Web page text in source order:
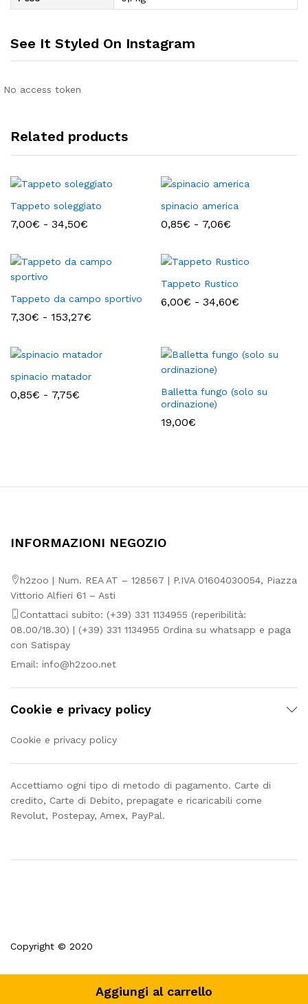
Aggiungi al carrello
See It Styled On Instagram
No access token
Related products
Tappeto soleggiato
7,00€ - 34,50€
7,00€
spinacio america
0,85€ - 7,06€
da
0,85€
7,06€
Tappeto da campo sportivo
7,30€ - 153,27€
da
7,30€
Tappeto Rustico
6,00€ - 34,60€
a
spinacio matador
0,85€ - 7,75€
Balletta fungo (solo su
ordinazione)
19,00€
INFORMAZIONI NEGOZIO
h2zoo | Num. REA AT – 128567 | P.IVA 01604030054, Piazza
Vittorio Alfieri 61 – Asti
Contattaci subito: (+39) 331 1134955 (reperibilità:
08.00/18.30) | (+39) 331 1134955 Ordina su whatsapp e paga
con Satispay
Email: info@h2zoo.net
Cookie e privacy policy
Cookie e privacy policy
Accettiamo ogni tipo di metodo di pagamento. Carte di
credito, Carte di Debito, prepagate e ricaricabili come
Revolut, Postepay, Amex, PayPal.
Copyright © 2020